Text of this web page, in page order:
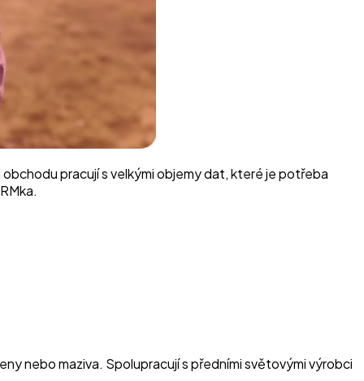
pracují s velkými objemy dat, které je potřeba
nebo maziva. Spolupracují s předními světovými výrobci